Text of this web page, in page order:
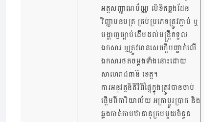
អត្តសញ្ញាណប័ណ្ណ លិខិតឆ្លងដែន
វិញ្ញាបនបត្រ គ្រប់ប្រភេទត្រូវភ្ជាប់ ឬ
បង្ហាញច្បាប់ដើមដល់មន្ត្រីទទួល
ឯកសារ ឬត្រូវមានសេចក្តីបញ្ជាក់លើ
ឯកសារថតចម្លងទាំងនោះដោយ
សាលារាជធានី ខេត្ត។
ការអនុវត្តនិតិវីធីផ្ទៃក្នុងត្រូវបានចាប់
ផ្តើមពីការិយាល័យ អត្រាប្តូរប្រាក់ និង
ឆ្លងកាត់តាមឋានានុក្រមមួយចំនួន